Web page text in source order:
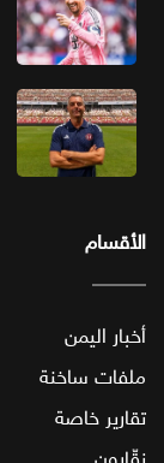
الأقسام
أخبار اليمن
ملفات ساخنة
تقارير خاصة